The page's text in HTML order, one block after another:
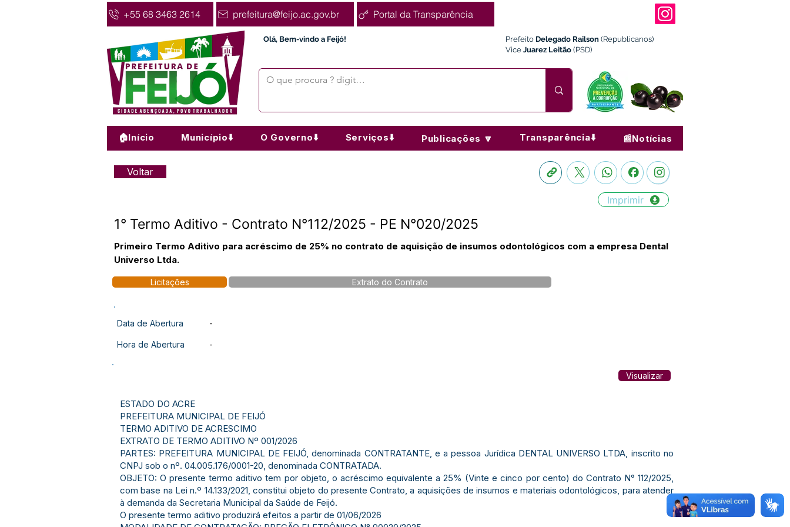
+55 68 3463 2614 prefeitura@feijo.ac.gov.br Portal da Transparência
Olá, Bem-vindo a Feijó! Prefeito Delegado Railson (Republicanos)
Vice Juarez Leitão (PSD)
🏠Início Município⬇️ O Governo⬇️ Serviços⬇️ Publicações 🔽 Transparência⬇️ 📰Notícias
Voltar
Imprimir
1° Termo Aditivo - Contrato N°112/2025 - PE N°020/2025
Primeiro Termo Aditivo para acréscimo de 25% no contrato de aquisição de insumos odontológicos com a empresa Dental
Universo Ltda.
Licitações Extrato do Contrato
Data de Abertura -
Hora de Abertura -
Visualizar
ESTADO DO ACRE
PREFEITURA MUNICIPAL DE FEIJÓ
TERMO ADITIVO DE ACRESCIMO
EXTRATO DE TERMO ADITIVO Nº 001/2026
PARTES: PREFEITURA MUNICIPAL DE FEIJÓ, denominada CONTRATANTE, e a pessoa Jurídica DENTAL UNIVERSO LTDA, inscrito no
CNPJ sob o nº. 04.005.176/0001-20, denominada CONTRATADA.
OBJETO: O presente termo aditivo tem por objeto, o acréscimo equivalente a 25% (Vinte e cinco por cento) do Contrato N° 112/2025,
com base na Lei n.º 14.133/2021, constitui objeto do presente Contrato, a aquisições de insumos e materiais odontológicos, para atender
à demanda da Secretaria Municipal da Saúde de Feijó.
O presente termo aditivo produzirá efeitos a partir de 01/06/2026